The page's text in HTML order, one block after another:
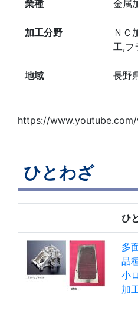
業種 金属
加工分野
ＮＣ
工,フ
地域 長野
https://www.youtube.com/
ひとわざ
ひ
多
品
小
加